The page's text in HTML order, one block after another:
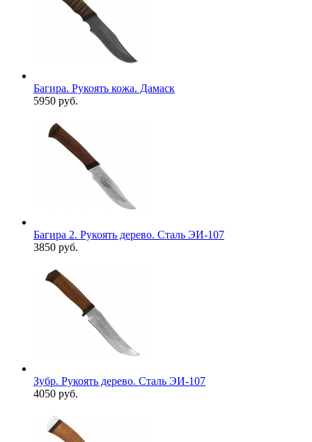
Багира. Рукоять кожа. Дамаск
5950 руб.
Багира 2. Рукоять дерево. Сталь ЭИ-107
3850 руб.
Зубр. Рукоять дерево. Сталь ЭИ-107
4050 руб.